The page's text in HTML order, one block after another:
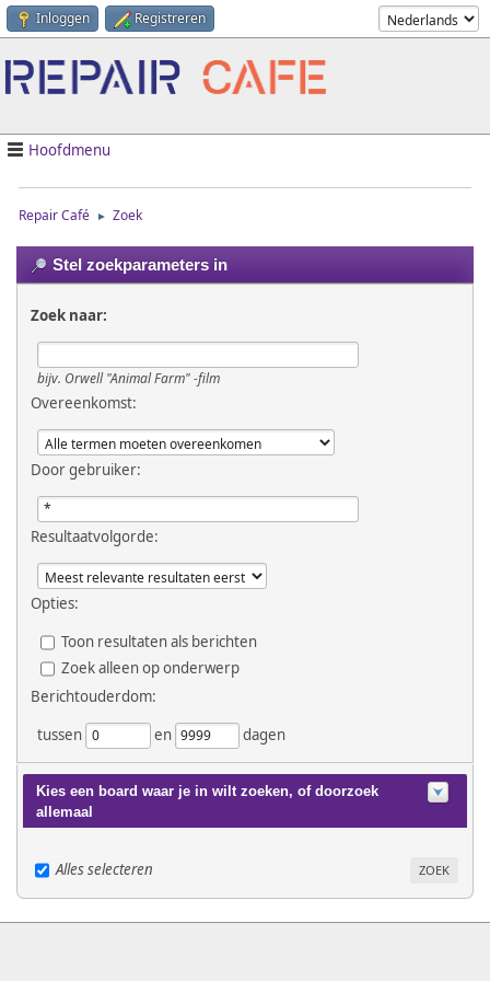
Inloggen Registreren
Hoofdmenu
Repair Café ► Zoek
Stel zoekparameters in
Zoek naar:
bijv. Orwell "Animal Farm" -film
Overeenkomst:
Door gebruiker:
Resultaatvolgorde:
Opties:
Toon resultaten als berichten
Zoek alleen op onderwerp
Berichtouderdom:
tussen
en dagen
Kies een board waar je in wilt zoeken, of doorzoek
allemaal
Alles selecteren